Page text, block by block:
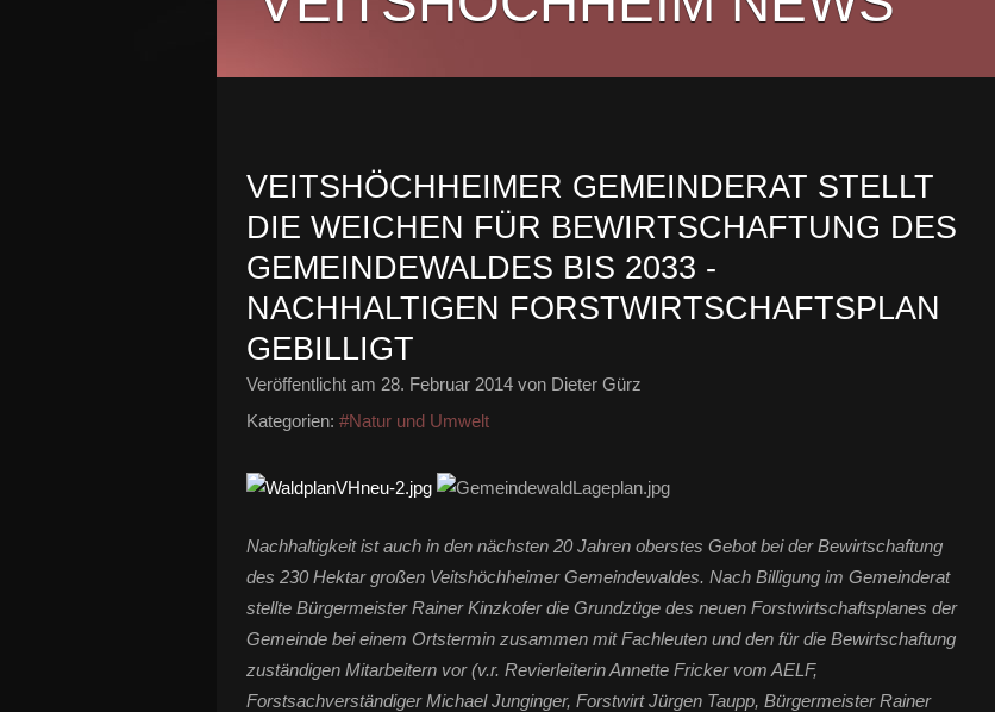
VEITSHÖCHHEIMER GEMEINDERAT STELLT
DIE WEICHEN FÜR BEWIRTSCHAFTUNG DES
GEMEINDEWALDES BIS 2033 -
NACHHALTIGEN FORSTWIRTSCHAFTSPLAN
GEBILLIGT
Veröffentlicht am 28. Februar 2014 von Dieter Gürz
Kategorien: #Natur und Umwelt
Nachhaltigkeit ist auch in den nächsten 20 Jahren oberstes Gebot bei der Bewirtschaftung
des 230 Hektar großen Veitshöchheimer Gemeindewaldes. Nach Billigung im Gemeinderat
stellte Bürgermeister Rainer Kinzkofer die Grundzüge des neuen Forstwirtschaftsplanes der
Gemeinde bei einem Ortstermin zusammen mit Fachleuten und den für die Bewirtschaftung
zuständigen Mitarbeitern vor (v.r. Revierleiterin Annette Fricker vom AELF,
Forstsachverständiger Michael Junginger, Forstwirt Jürgen Taupp, Bürgermeister Rainer